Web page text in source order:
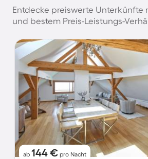
Entdecke preiswerte Unterkünfte
und bestem Preis-Leistungs-
ab 144 € pro Nacht